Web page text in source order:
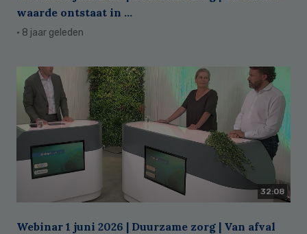
waarde ontstaat in ...
· 8 jaar geleden
32:08
Webinar 1 juni 2026 | Duurzame zorg | Van afval